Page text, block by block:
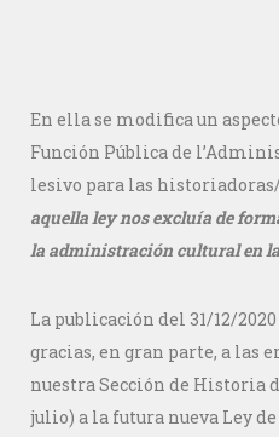
En ella se modifica un
Función Pública de
lesivo para las
aquella ley nos excluía de
la administración cultural en
La publicación del 31/12/
gracias, en gran parte, a las
nuestra Sección de Historia
julio) a la futura nueva Ley